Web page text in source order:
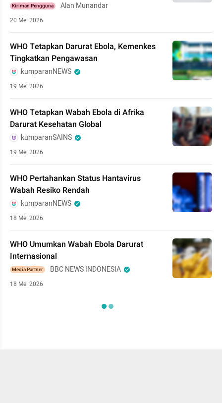
Kiriman Pengguna Alan Munandar
20 Mei 2026
WHO Tetapkan Darurat Ebola, Kemenkes
Tingkatkan Pengawasan
kumparanNEWS
19 Mei 2026
WHO Tetapkan Wabah Ebola di Afrika
Darurat Kesehatan Global
kumparanSAINS
19 Mei 2026
WHO Pertahankan Status Hantavirus
Wabah Resiko Rendah
kumparanNEWS
18 Mei 2026
WHO Umumkan Wabah Ebola Darurat
Internasional
Media Partner BBC NEWS INDONESIA
18 Mei 2026